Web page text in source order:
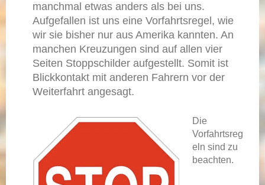
manchmal etwas anders als bei uns.
Aufgefallen ist uns eine Vorfahrtsregel, wie
wir sie bisher nur aus Amerika kannten. An
manchen Kreuzungen sind auf allen vier
Seiten Stoppschilder aufgestellt. Somit ist
Blickkontakt mit anderen Fahrern vor der
Weiterfahrt angesagt.
Die
Vorfahrtsreg
eln sind zu
beachten.